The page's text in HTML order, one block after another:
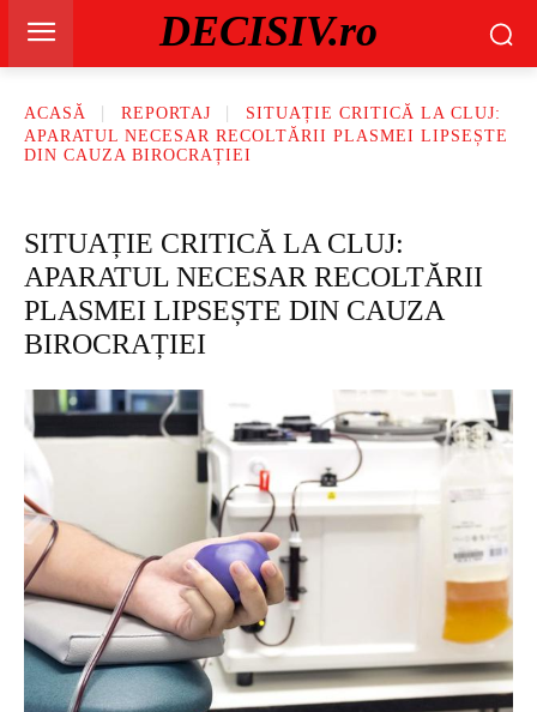
DECISIV.ro
ACASĂ REPORTAJ
SITUAȚIE CRITICĂ LA CLUJ:
APARATUL NECESAR RECOLTĂRII PLASMEI LIPSEȘTE
DIN CAUZA BIROCRAȚIEI
SITUAȚIE CRITICĂ LA CLUJ:
APARATUL NECESAR RECOLTĂRII
PLASMEI LIPSEȘTE DIN CAUZA
BIROCRAȚIEI